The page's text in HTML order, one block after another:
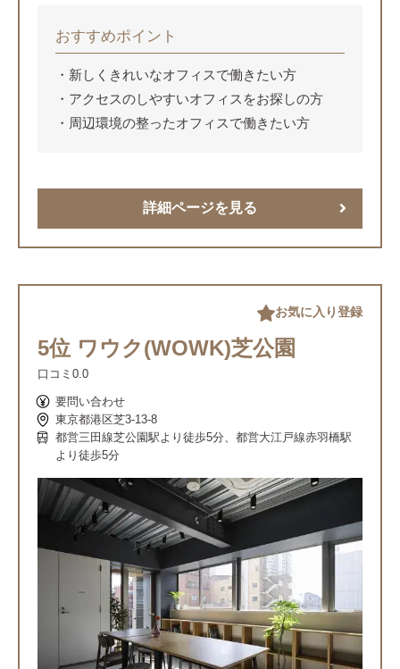
おすすめポイント
新しくきれいなオフィスで働きたい方
アクセスのしやすいオフィスをお探しの方
周辺環境の整ったオフィスで働きたい方
詳細ページを見る
5位 ワウク(WOWK)芝公園
口コミ 0.0
要問い合わせ
東京都港区芝3-13-8
都営三田線芝公園駅より徒歩5分、都営大江戸線赤羽橋駅
より徒歩5分
お気に入り登録